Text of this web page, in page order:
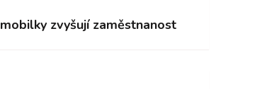
zvyšují zaměstnanost